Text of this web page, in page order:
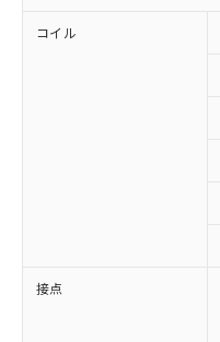
コイル
接点